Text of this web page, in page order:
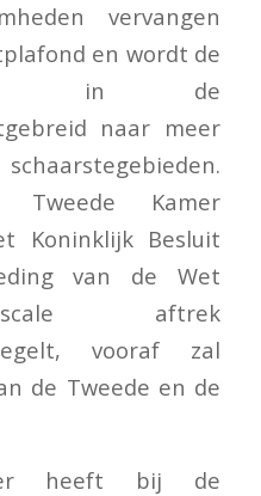
vervangen
en wordt de
in de
naar meer
Kamer
Koninklijk Besluit
van de Wet
aftrek
vooraf zal
de Tweede en de
heeft bij de